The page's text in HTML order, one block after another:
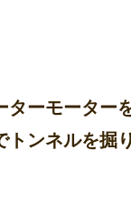
ターモーター
トンネルを掘